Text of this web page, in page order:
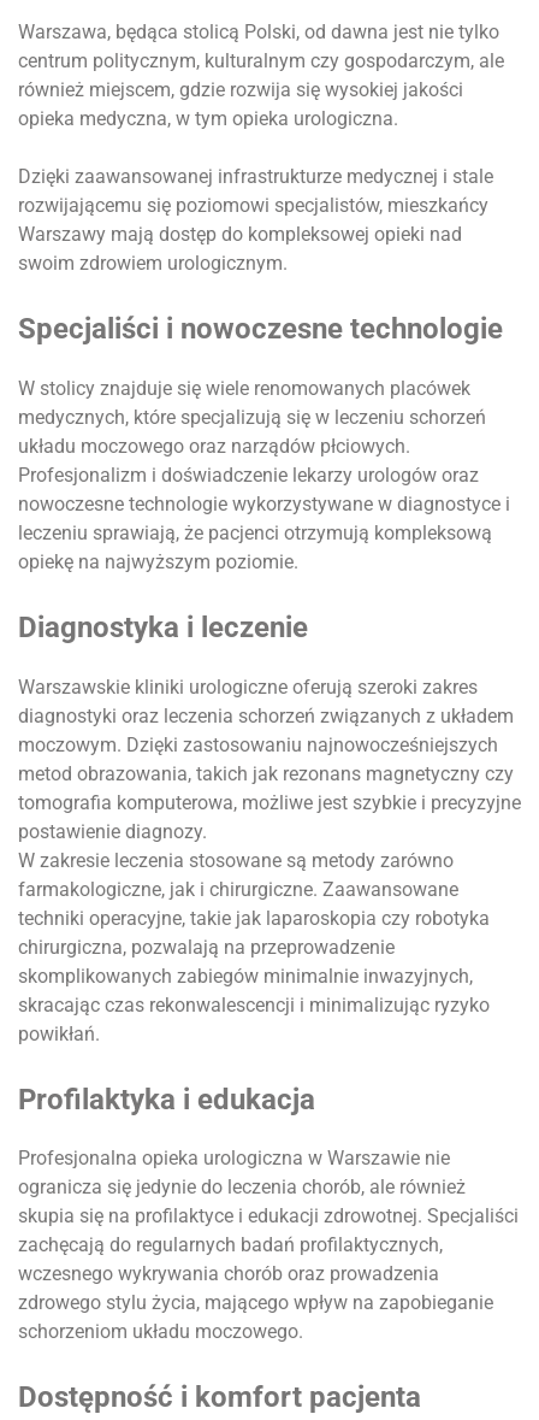
Warszawa, będąca stolicą Polski, od dawna jest nie tylko
centrum politycznym, kulturalnym czy gospodarczym, ale
również miejscem, gdzie rozwija się wysokiej jakości
opieka medyczna, w tym opieka urologiczna.
Dzięki zaawansowanej infrastrukturze medycznej i stale
rozwijającemu się poziomowi specjalistów, mieszkańcy
Warszawy mają dostęp do kompleksowej opieki nad
swoim zdrowiem urologicznym.
Specjaliści i nowoczesne technologie
W stolicy znajduje się wiele renomowanych placówek
medycznych, które specjalizują się w leczeniu schorzeń
układu moczowego oraz narządów płciowych.
Profesjonalizm i doświadczenie lekarzy urologów oraz
nowoczesne technologie wykorzystywane w diagnostyce i
leczeniu sprawiają, że pacjenci otrzymują kompleksową
opiekę na najwyższym poziomie.
Diagnostyka i leczenie
Warszawskie kliniki urologiczne oferują szeroki zakres
diagnostyki oraz leczenia schorzeń związanych z układem
moczowym. Dzięki zastosowaniu najnowocześniejszych
metod obrazowania, takich jak rezonans magnetyczny czy
tomografia komputerowa, możliwe jest szybkie i precyzyjne
postawienie diagnozy.
W zakresie leczenia stosowane są metody zarówno
farmakologiczne, jak i chirurgiczne. Zaawansowane
techniki operacyjne, takie jak laparoskopia czy robotyka
chirurgiczna, pozwalają na przeprowadzenie
skomplikowanych zabiegów minimalnie inwazyjnych,
skracając czas rekonwalescencji i minimalizując ryzyko
powikłań.
Profilaktyka i edukacja
Profesjonalna opieka urologiczna w Warszawie nie
ogranicza się jedynie do leczenia chorób, ale również
skupia się na profilaktyce i edukacji zdrowotnej. Specjaliści
zachęcają do regularnych badań profilaktycznych,
wczesnego wykrywania chorób oraz prowadzenia
zdrowego stylu życia, mającego wpływ na zapobieganie
schorzeniom układu moczowego.
Dostępność i komfort pacjenta